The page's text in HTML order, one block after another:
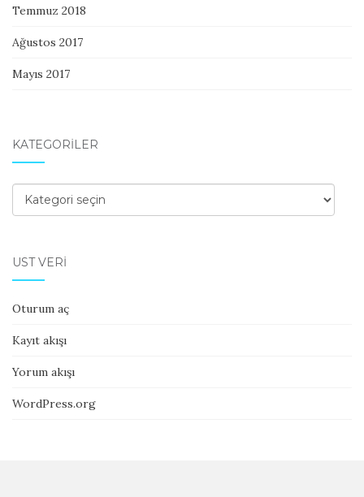
Temmuz 2018
Ağustos 2017
Mayıs 2017
KATEGORILER
Kategoriler
ÜST VERI
Oturum aç
Kayıt akışı
Yorum akışı
WordPress.org